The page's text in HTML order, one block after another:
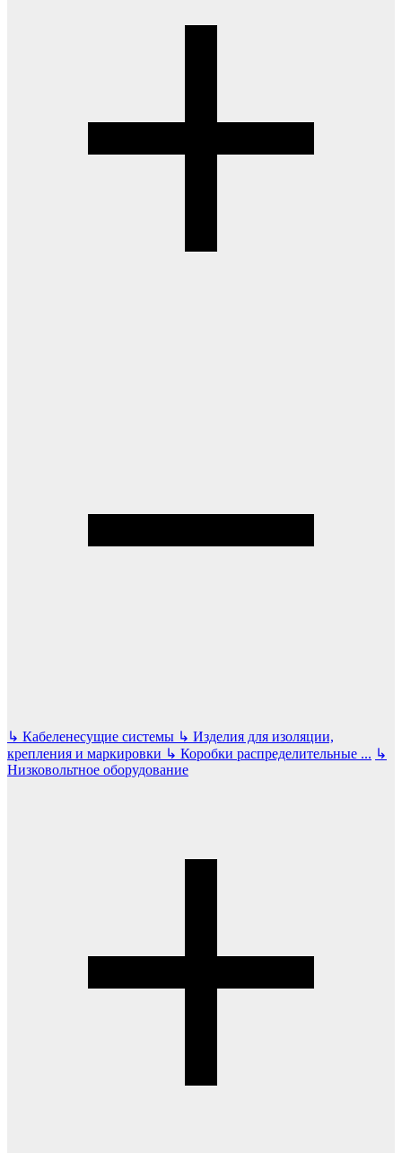
↳ Кабеленесущие системы ↳ Изделия для изоляции,
крепления и маркировки ↳ Коробки распределительные ... ↳
Низковольтное оборудование